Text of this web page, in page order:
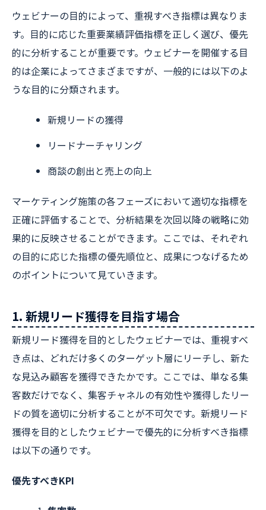
ウェビナーの目的によって、重視すべき指標は異なりま
す。目的に応じた重要業績評価指標を正しく選び、優先
的に分析することが重要です。ウェビナーを開催する目
的は企業によってさまざまですが、一般的には以下のよ
うな目的に分類されます。
新規リードの獲得
リードナーチャリング
商談の創出と売上の向上
マーケティング施策の各フェーズにおいて適切な指標を
正確に評価することで、分析結果を次回以降の戦略に効
果的に反映させることができます。ここでは、それぞれ
の目的に応じた指標の優先順位と、成果につなげるため
のポイントについて見ていきます。
1. 新規リード獲得を目指す場合
新規リード獲得を目的としたウェビナーでは、重視すべ
き点は、どれだけ多くのターゲット層にリーチし、新た
な見込み顧客を獲得できたかです。ここでは、単なる集
客数だけでなく、集客チャネルの有効性や獲得したリー
ドの質を適切に分析することが不可欠です。新規リード
獲得を目的としたウェビナーで優先的に分析すべき指標
は以下の通りです。
優先すべきKPI